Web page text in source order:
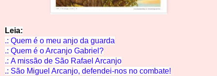
Leia:
.: Quem é o meu anjo da guarda
.: Quem é o Arcanjo Gabriel?
.: A missão de São Rafael Arcanjo
.: São Miguel Arcanjo, defendei-nos no combate!